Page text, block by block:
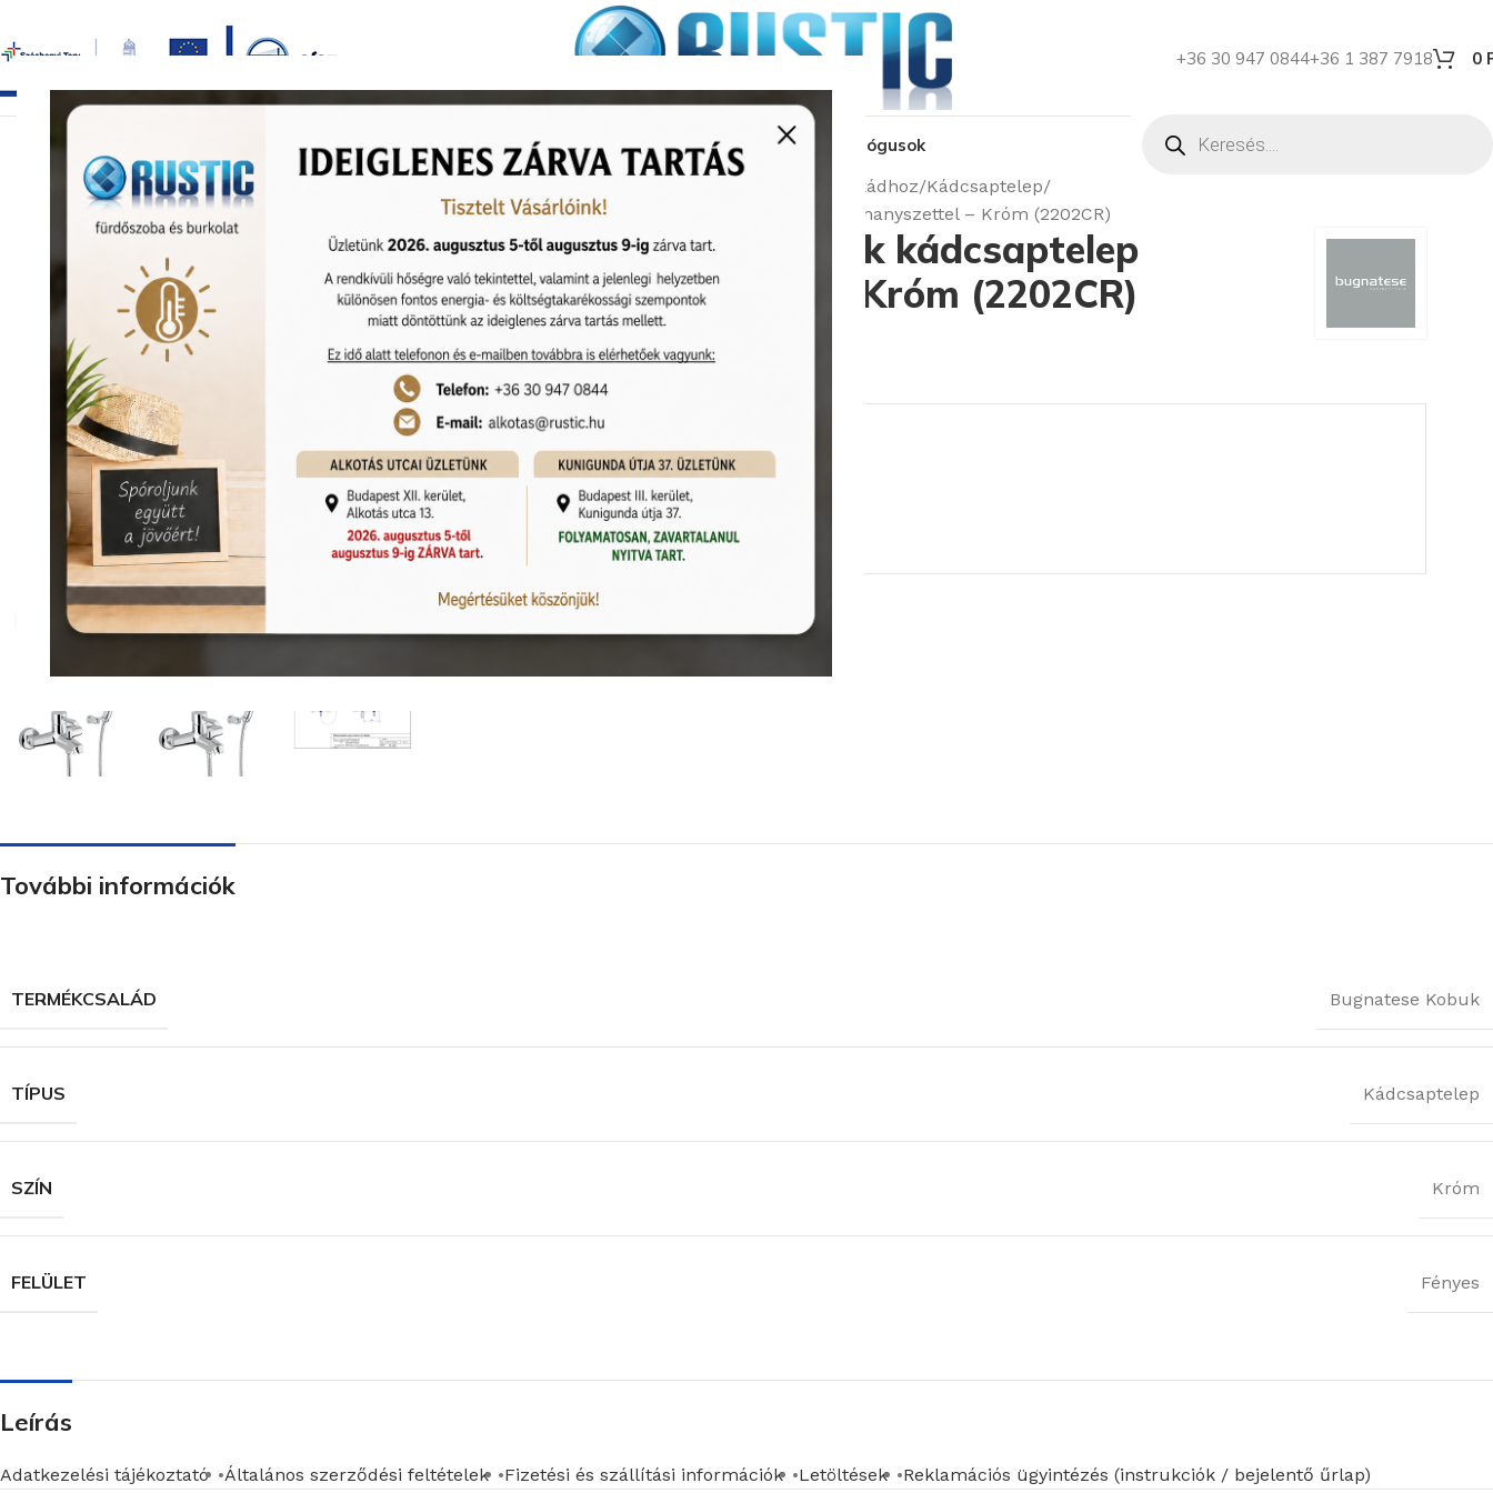
+36 30 947 0844+36 1 387 7918 0
termékek képgalériabemutatkozásüzleteink látványtervezés pályázat katalógusok
Nagyításhoz kattints ide
Csaptelep kádhoz Kádcsaptelep
Bugnatese Kobuk kádcsaptelep zuhanyszettel – Króm (2202CR)
Bugnatese Kobuk kádcsaptelep
zuhanyszettel – Króm (2202CR)
Cikkszám:Bugnatese/2202CR
102 480
KOSÁRBA TESZEM
További információk
TERMÉKCSALÁD Bugnatese Kobuk
TÍPUS Kádcsaptelep
SZÍN Króm
FELÜLET Fényes
Leírás
Adatkezelési tájékoztató Általános szerződési feltételek Fizetési és szállítási információk Letöltések Reklamációs ügyintézés (instrukciók / bejelentő űrlap)